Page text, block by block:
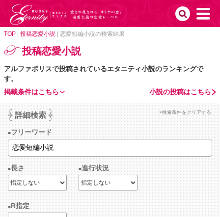
TOP 投稿恋愛小説 恋愛短編小説の検索結果
投稿恋愛小説
アルファポリスで投稿されているエタニティ小説のランキングで
す。
小説の投稿はこちら
掲載条件はこちら
詳細検索 ×検索条件をクリアする
フリーワード
長さ 進行状況
R指定